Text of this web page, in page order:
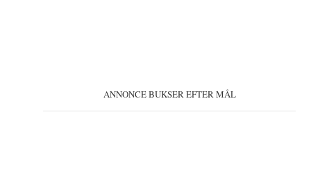
ANNONCE BUKSER EFTER MÅL